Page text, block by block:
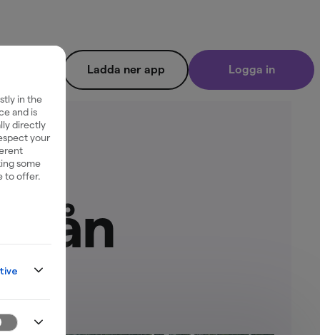
Ladda ner app Logga in
in the
and is
directly
your
some
to offer.